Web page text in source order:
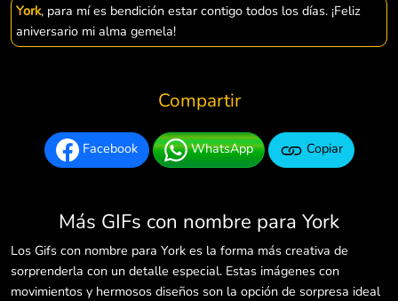
York, para mí es bendición estar contigo todos los días. ¡Feliz
aniversario mi alma gemela!
Compartir
Facebook WhatsApp Copiar
Más GIFs con nombre para York
Los Gifs con nombre para York es la forma más creativa de
sorprenderla con un detalle especial. Estas imágenes con
movimientos y hermosos diseños son la opción de sorpresa ideal